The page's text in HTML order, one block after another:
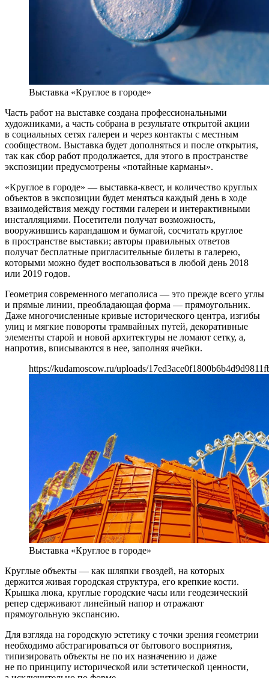
Выставка «Круглое в городе»
Часть работ на выставке создана профессиональными
художниками, а часть собрана в результате открытой акции
в социальных сетях галереи и через контакты с местным
сообществом. Выставка будет дополняться и после открытия,
так как сбор работ продолжается, для этого в пространстве
экспозиции предусмотрены «потайные карманы».
«Круглое в городе» — выставка-квест, и количество круглых
объектов в экспозиции будет меняться каждый день в ходе
взаимодействия между гостями галереи и интерактивными
инсталляциями. Посетители получат возможность,
вооружившись карандашом и бумагой, сосчитать круглое
в пространстве выставки; авторы правильных ответов
получат бесплатные пригласительные билеты в галерею,
которыми можно будет воспользоваться в любой день 2018
или 2019 годов.
Геометрия современного мегаполиса — это прежде всего углы
и прямые линии, преобладающая форма — прямоугольник.
Даже многочисленные кривые исторического центра, изгибы
улиц и мягкие повороты трамвайных путей, декоративные
элементы старой и новой архитектуры не ломают сетку, а,
напротив, вписываются в нее, заполняя ячейки.
https://kudamoscow.ru/uploads/
Выставка «Круглое в городе»
Круглые объекты — как шляпки гвоздей, на которых
держится живая городская структура, его крепкие кости.
Крышка люка, круглые городские часы или геодезический
репер сдерживают линейный напор и отражают
прямоугольную экспансию.
Для взгляда на городскую эстетику с точки зрения геометрии
необходимо абстрагироваться от бытового восприятия,
типизировать объекты не по их назначению и даже
не по принципу исторической или эстетической ценности,